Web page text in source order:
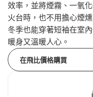
效率，並將煙霧、一氧
火台時，也不用擔心煙
冬季也能穿著短袖在室
暖身又溫暖人心。
在飛比價格購買